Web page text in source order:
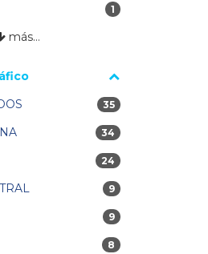
1 resultados
1
más…
35 resultados
35
34 resultados
34
24 resultados
24
9 resultados
9
9 resultados
9
8 resultados
8